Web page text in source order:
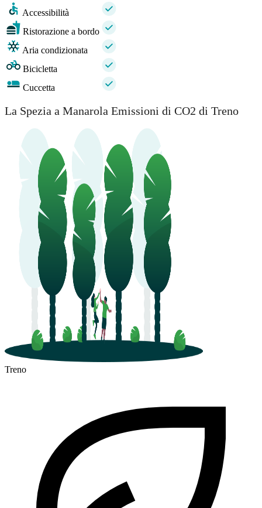
Accessibilità
Ristorazione a bordo
Aria condizionata
Bicicletta
Cuccetta
La Spezia a Manarola Emissioni di CO2 di Treno
Treno